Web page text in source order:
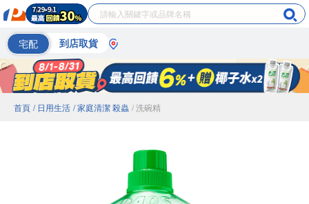
宅配 到店取貨
首頁 / 日用生活 / 家庭清潔 殺蟲 / 洗碗精